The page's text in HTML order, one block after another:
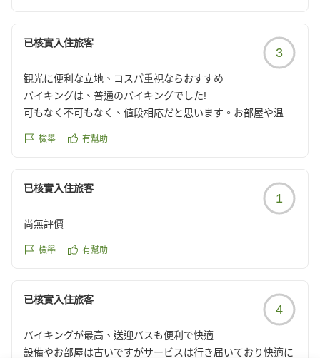
已核實入住旅客
3
観光に便利な立地、コスパ重視ならおすすめ
バイキングは、普通のバイキングでした!
可もなく不可もなく、値段相応だと思います。お部屋や温泉
した。
地まで10分から15分ぐらいなので観光はとてもしやすい立地
コスパよく泊まりたいならオススメですが、旅行でくつろぎ
たい、非日常を感じたい、癒されたいとかであれば、周辺に
もホテルたくさんあるのでランクを上げてもいいかなと思い
クチコミの詳細はこちらから
https://review.travel.rakuten.co.jp/hotel/voice/147473?
reviewId=33123478204280
檢舉 有幫助
已核實入住旅客
1
尚無評價
檢舉 有幫助
已核實入住旅客
4
バイキングが最高、送迎バスも便利で快適
設備やお部屋は古いですがサービスは行き届いており快適に